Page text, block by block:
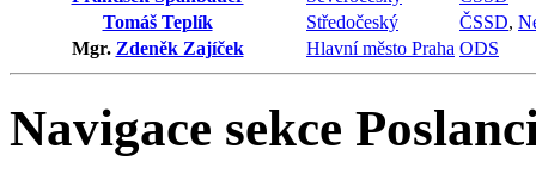
Tomáš Teplík
Středočeský ČSSD,
Mgr. Zdeněk Zajíček Hlavní město Praha ODS
Navigace sekce